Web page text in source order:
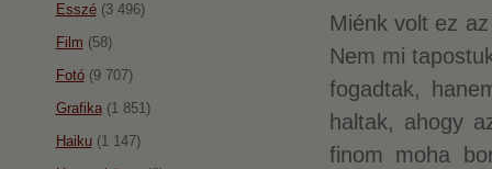
Miénk volt ez
Nem mi
fogadtak,
haltak, ahogy
finom moha
Esszé(3 496)
Film (58)
Fotó(9 707)
Grafika(1 851)
Haiku(1 147)